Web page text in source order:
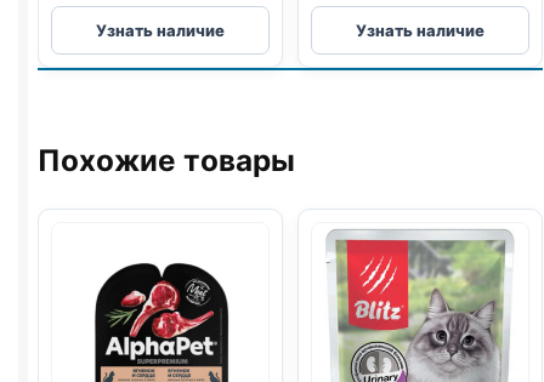
Purina
One
(КОТЯТА,
Узнать наличие
Purina
One
(ДОМАШНИЕ,
Узнать наличие
Похожие товары